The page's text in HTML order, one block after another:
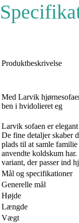
Produktbeskrivelse
Med Larvik
ben i hvidolieret eg
Larvik sofaen er
De fine detaljer skaber
plads til at samle
anvendte koldskum
variant, der passer ind
Mål og specifikationer
Generelle mål
Højde
Længde
Vægt